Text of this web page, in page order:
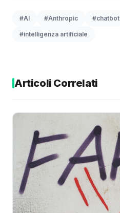
#AI #Anthropic #chatbot
#intelligenza artificiale
Articoli Correlati